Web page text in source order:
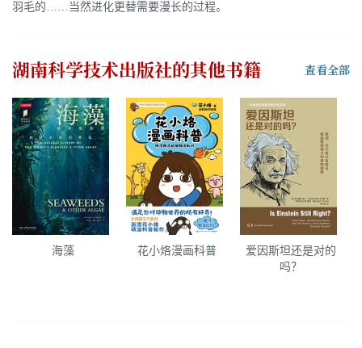
羽毛的……当然进化更替需要漫长的过程。
湖南科学技术出版社的其他书籍 查看全部
海藻 花小烙漫画科普
爱因斯坦还是对的
吗？